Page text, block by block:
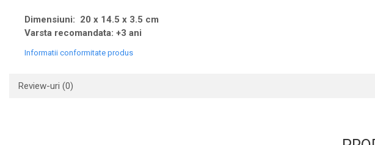
Dimensiuni: 20 x 14.5 x 3.5 cm
Varsta recomandata: +3 ani
Informatii conformitate produs
Review-uri (0)